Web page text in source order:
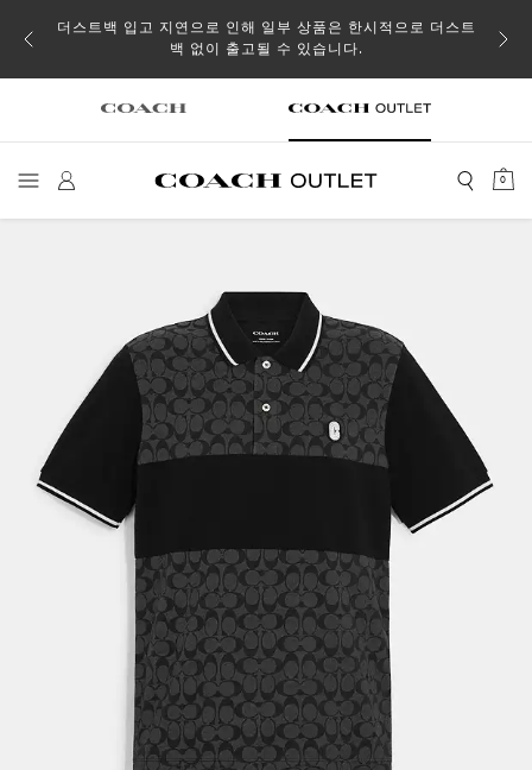
될 수
더스트백 입고 지연으로 인해 일부 상품은 한시적으로 더스트
백 없이 출고될 수 있습니다.
0